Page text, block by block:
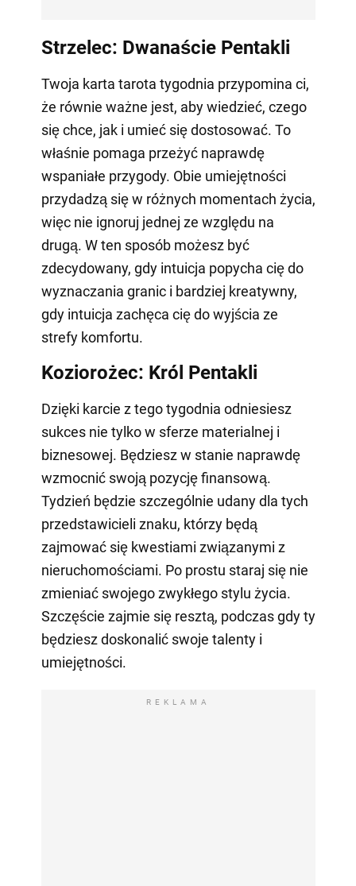
Strzelec: Dwanaście Pentakli
Twoja karta tarota tygodnia przypomina ci,
że równie ważne jest, aby wiedzieć, czego
się chce, jak i umieć się dostosować. To
właśnie pomaga przeżyć naprawdę
wspaniałe przygody. Obie umiejętności
przydadzą się w różnych momentach życia,
więc nie ignoruj jednej ze względu na
drugą. W ten sposób możesz być
zdecydowany, gdy intuicja popycha cię do
wyznaczania granic i bardziej kreatywny,
gdy intuicja zachęca cię do wyjścia ze
strefy komfortu.
Koziorożec: Król Pentakli
Dzięki karcie z tego tygodnia odniesiesz
sukces nie tylko w sferze materialnej i
biznesowej. Będziesz w stanie naprawdę
wzmocnić swoją pozycję finansową.
Tydzień będzie szczególnie udany dla tych
przedstawicieli znaku, którzy będą
zajmować się kwestiami związanymi z
nieruchomościami. Po prostu staraj się nie
zmieniać swojego zwykłego stylu życia.
Szczęście zajmie się resztą, podczas gdy ty
będziesz doskonalić swoje talenty i
umiejętności.
REKLAMA